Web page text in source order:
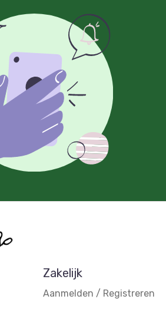
Zakelijk
Aanmelden / Registreren